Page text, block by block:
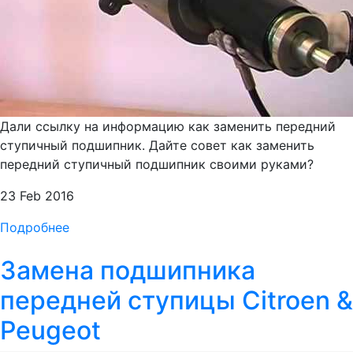
Дали ссылку на информацию как заменить передний
ступичный подшипник. Дайте совет как заменить
передний ступичный подшипник своими руками?
23 Feb 2016
Подробнее
Замена подшипника
передней ступицы Citroen &
Peugeot